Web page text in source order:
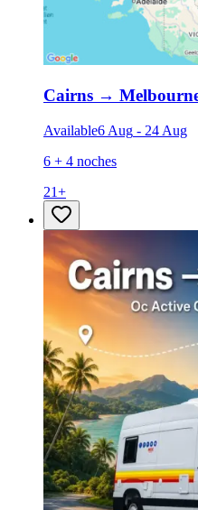
Cairns →
Available6 Aug - 24 Aug
6 + 4 noches
21+